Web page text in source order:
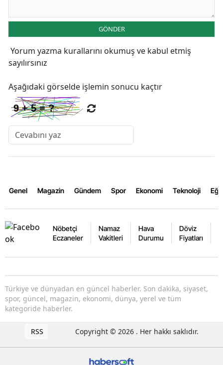
GÖNDER
Yorum yazma kurallarını okumuş ve kabul etmiş
sayılırsınız
Aşağıdaki görselde işlemin sonucu kaçtır
Genel Magazin Gündem Spor Ekonomi Teknoloji
Nöbetçi
Eczaneler
Namaz
Vakitleri
Hava
Durumu
Döviz
Fiyatları
Türkiye ve dünyadan en güncel haberler. Son dakika, siyaset,
spor, güncel, magazin, ekonomi, dünya, yerel ve tüm
kategoride haberler.
RSS Copyright © 2026 . Her hakkı saklıdır.